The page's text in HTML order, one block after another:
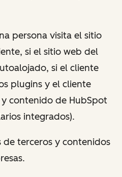
persona visita el sitio
si el sitio web del
si el cliente
plugins y el cliente
contenido de HubSpot
integrados).
de terceros y contenidos